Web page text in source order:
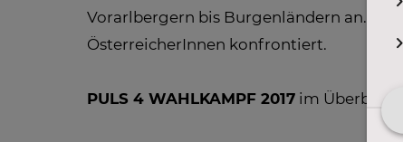
Vorarlbergern bis Burgenländern an.
ÖsterreicherInnen konfrontiert.
PULS 4 WAHLKAMPF 2017 im Überblick